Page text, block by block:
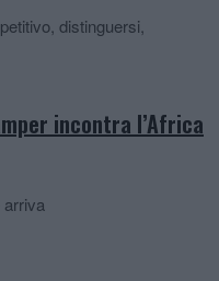
distinguersi,
incontra l’Africa
arriva